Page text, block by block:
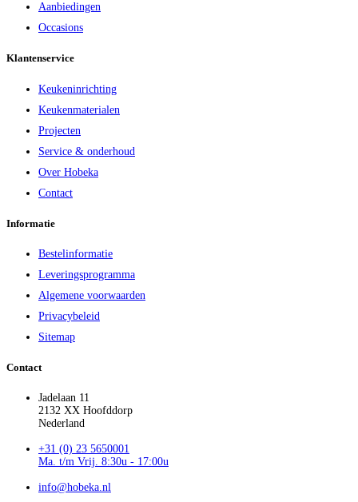
Aanbiedingen
Occasions
Klantenservice
Keukeninrichting
Keukenmaterialen
Projecten
Service & onderhoud
Over Hobeka
Contact
Informatie
Bestelinformatie
Leveringsprogramma
Algemene voorwaarden
Privacybeleid
Sitemap
Contact
Jadelaan 11
2132 XX Hoofddorp
Nederland
+31 (0) 23 5650001
Ma. t/m Vrij. 8:30u - 17:00u
info@hobeka.nl